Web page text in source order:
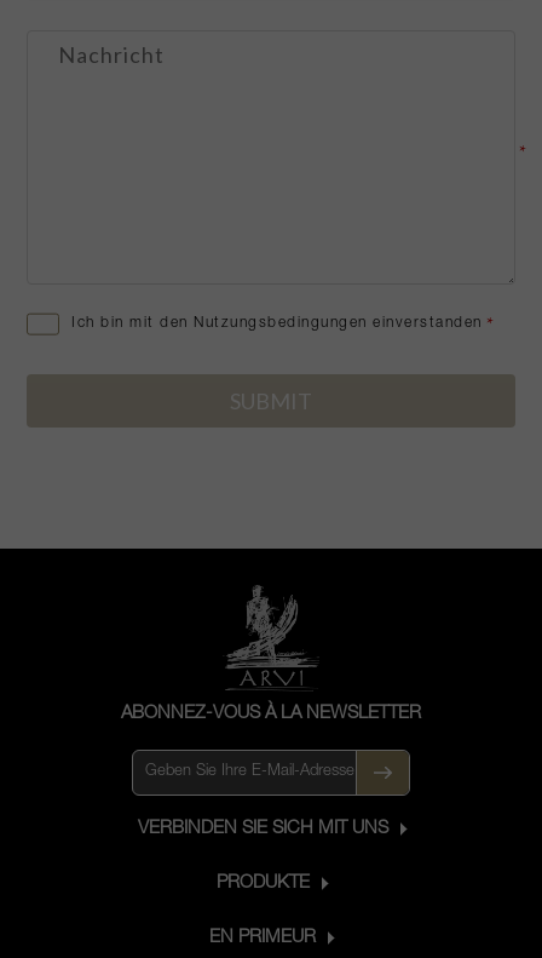
*
Ich bin mit den Nutzungsbedingungen einverstanden *
ABONNEZ-VOUS À LA NEWSLETTER
VERBINDEN SIE SICH MIT UNS
PRODUKTE
EN PRIMEUR